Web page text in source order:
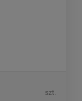
szt.